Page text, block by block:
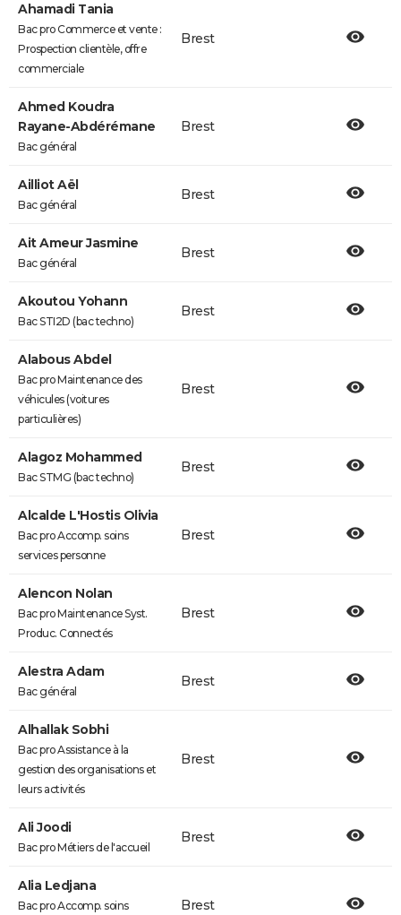
Ahamadi Tania
Bac pro Commerce et vente :
Prospection clientèle, offre
commerciale
Brest
Ahmed Koudra
Rayane-Abdérémane
Bac général
Brest
Ailliot Aël
Bac général
Brest
Ait Ameur Jasmine
Bac général
Brest
Akoutou Yohann
Bac STI2D (bac techno)
Brest
Alabous Abdel
Bac pro Maintenance des
véhicules (voitures
particulières)
Brest
Alagoz Mohammed
Bac STMG (bac techno)
Brest
Alcalde L'Hostis Olivia
Bac pro Accomp. soins
services personne
Brest
Alencon Nolan
Bac pro Maintenance Syst.
Produc. Connectés
Brest
Alestra Adam
Bac général
Brest
Alhallak Sobhi
Bac pro Assistance à la
gestion des organisations et
leurs activités
Brest
Ali Joodi
Bac pro Métiers de l'accueil
Brest
Alia Ledjana
Bac pro Accomp. soins Brest